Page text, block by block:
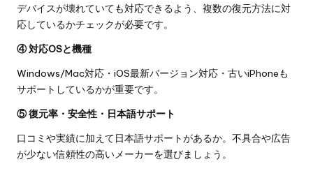
デバイスが壊れていても対応できるよう、複数の復元方法に対
応しているかチェックが必要です。
④ 対応OSと機種
Windows/Mac対応・iOS最新バージョン対応・古いiPhoneも
サポートしているかが重要です。
⑤ 復元率・安全性・日本語サポート
口コミや実績に加えて日本語サポートがあるか。不具合や広告
が少ない信頼性の高いメーカーを選びましょう。